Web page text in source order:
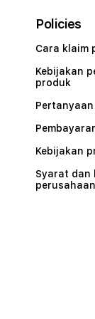
Policies
Cara klaim
Kebijakan
produk
Pertanyaan
Kebijakan
Syarat dan
perusahaan